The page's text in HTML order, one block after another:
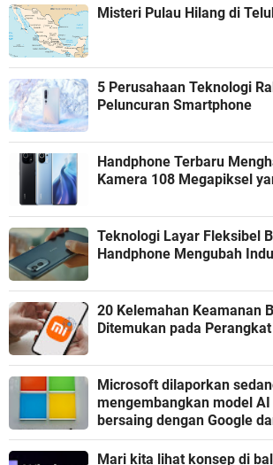
Misteri Pulau Hilang di
5 Perusahaan Teknologi
Peluncuran Smartphone
Handphone Terbaru
Kamera 108 Megapiksel
Teknologi Layar Fleksibel
Handphone Mengubah
20 Kelemahan Keamanan
Ditemukan pada
Microsoft dilaporkan
mengembangkan model
bersaing dengan Google
Mari kita lihat konsep di